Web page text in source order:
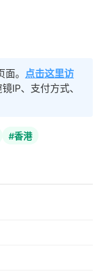
。 点击这里访
IP、支付方式、
#香港